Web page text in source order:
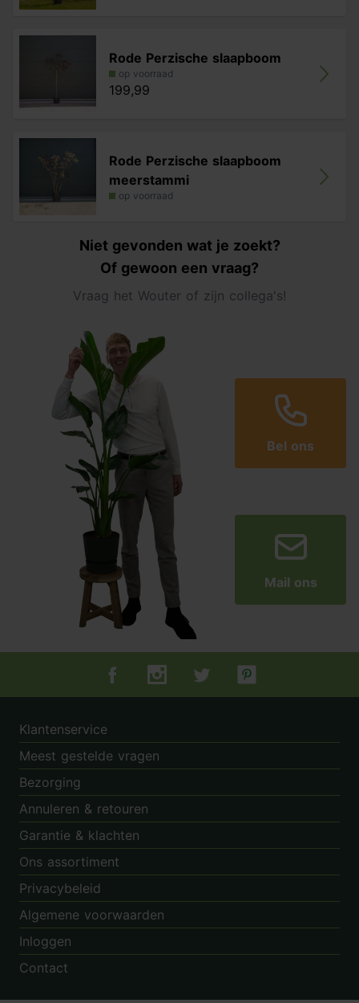
Rode Perzische slaapboom
op voorraad
199,99
Rode Perzische slaapboom
meerstammi
op voorraad
Niet gevonden wat je zoekt?
Of gewoon een vraag?
Vraag het Wouter of zijn collega's!
Bel ons
Mail ons
Tuincentrum.nl op Facebook
Tuincentrum.nl op Instagram
Tuincentrum.nl op Twitter
Tuincentrum.nl op
Klantenservice
Meest gestelde vragen
Bezorging
Annuleren & retouren
Garantie & klachten
Ons assortiment
Privacybeleid
Algemene voorwaarden
Inloggen
Contact